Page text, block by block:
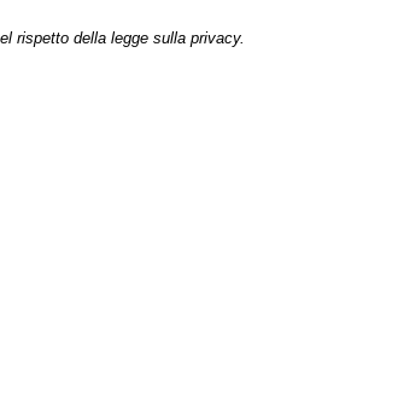
rispetto della legge sulla privacy.